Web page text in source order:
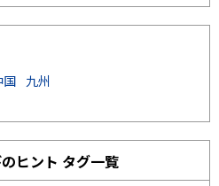
国 九州
ヒント タグ一覧